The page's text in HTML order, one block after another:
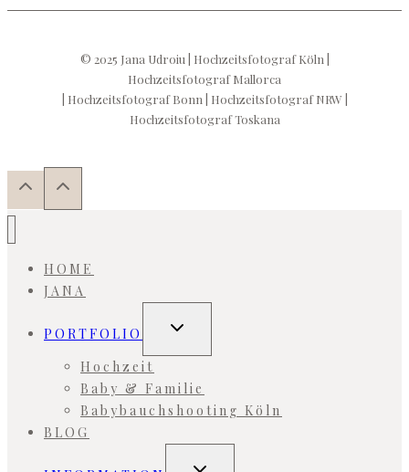
© 2025 Jana Udroiu | Hochzeitsfotograf Köln |
Hochzeitsfotograf Mallorca
| Hochzeitsfotograf Bonn | Hochzeitsfotograf NRW |
Hochzeitsfotograf Toskana
HOME
JANA
PORTFOLIO
Untermenü
Hochzeit
Baby & Familie
Babybauchshooting Köln
BLOG
Untermenü